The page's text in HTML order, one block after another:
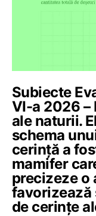
Subiecte
VI-a 2026 –
ale naturii.
schema
cerință a
mamifer
precizeze o
favorizează
de cerințe